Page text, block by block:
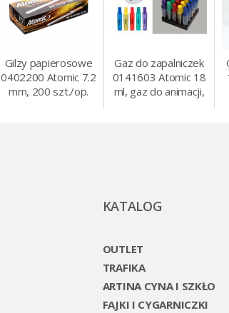
Gilzy papierosowe
0402200 Atomic 7.2
mm, 200 szt./op.
Gaz do zapalniczek
0141603 Atomic 18
ml, gaz do animacji,
KATALOG
OUTLET
TRAFIKA
ARTINA CYNA I SZKŁO
FAJKI I CYGARNICZKI